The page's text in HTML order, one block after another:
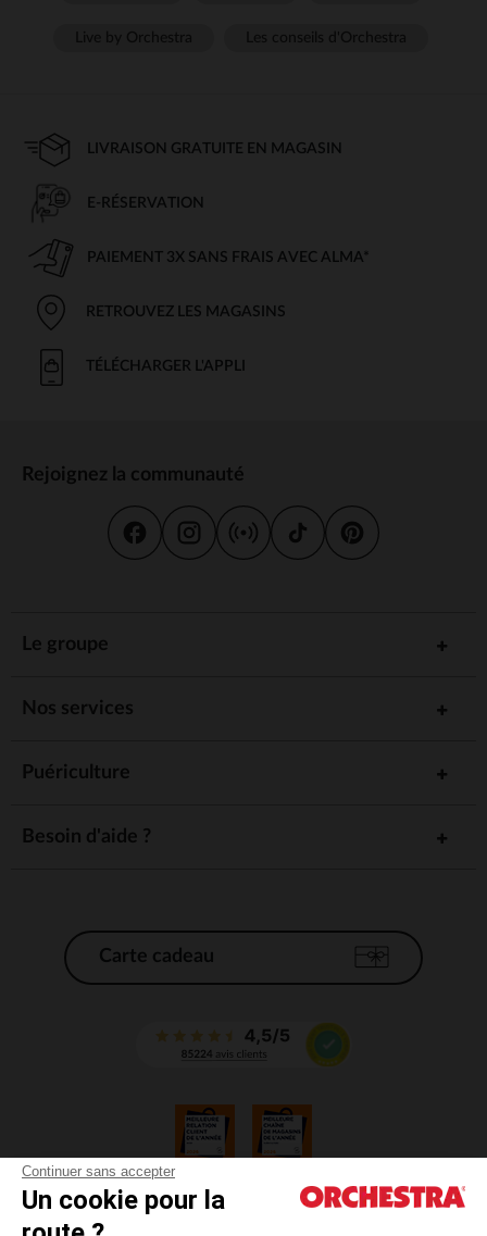
Continuer sans accepter
Un cookie pour la
LIVRAISON GRATUITE EN MAGASIN
E-RÉSERVATION
PAIEMENT 3X SANS FRAIS AVEC ALMA*
RETROUVEZ LES MAGASINS
TÉLÉCHARGER L'APPLI
Rejoignez la communauté
Le groupe
Nos services
Puériculture
Besoin d'aide ?
Carte cadeau